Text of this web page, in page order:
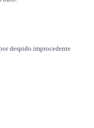
despido improcedente